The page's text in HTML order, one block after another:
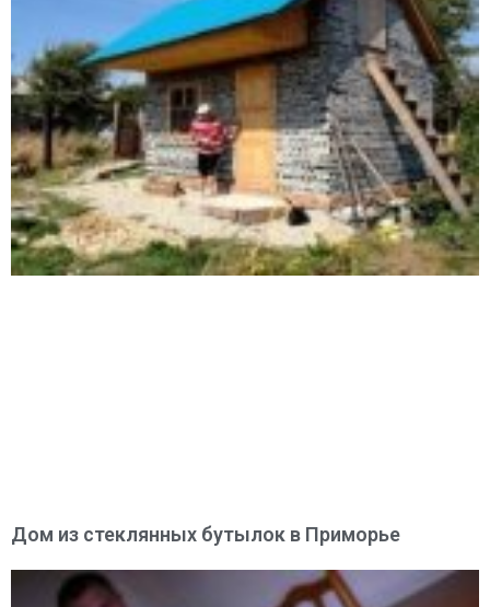
Дом из стеклянных бутылок в Приморье